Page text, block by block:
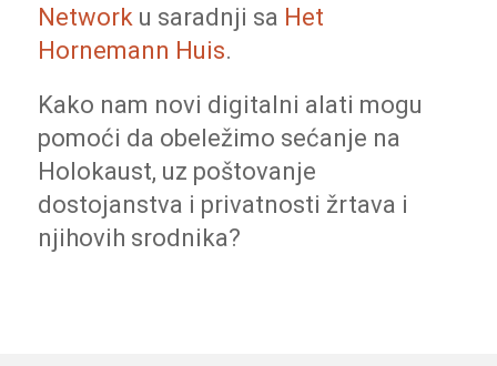
Networku saradnji sa Het
Hornemann Huis.
Kako nam novi digitalni alati mogu
pomoći da obeležimo sećanje na
Holokaust, uz poštovanje
dostojanstva i privatnosti žrtava i
njihovih srodnika?